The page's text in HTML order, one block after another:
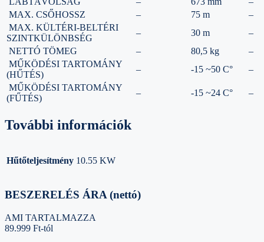
MAX. CSŐHOSSZ
– 75 m
–
MAX. KÜLTÉRI-BELTÉRI
SZINTKÜLÖNBSÉG
– 30 m
–
NETTÓ TÖMEG
– 80,5 kg
–
MŰKÖDÉSI TARTOMÁNY
(HŰTÉS)
– -15 ~50 C°
–
MŰKÖDÉSI TARTOMÁNY
(FŰTÉS)
– -15 ~24 C° –
További információk
Hűtőteljesítmény 10.55 KW
BESZERELÉS ÁRA (nettó)
AMI TARTALMAZZA
89.999 Ft-tól